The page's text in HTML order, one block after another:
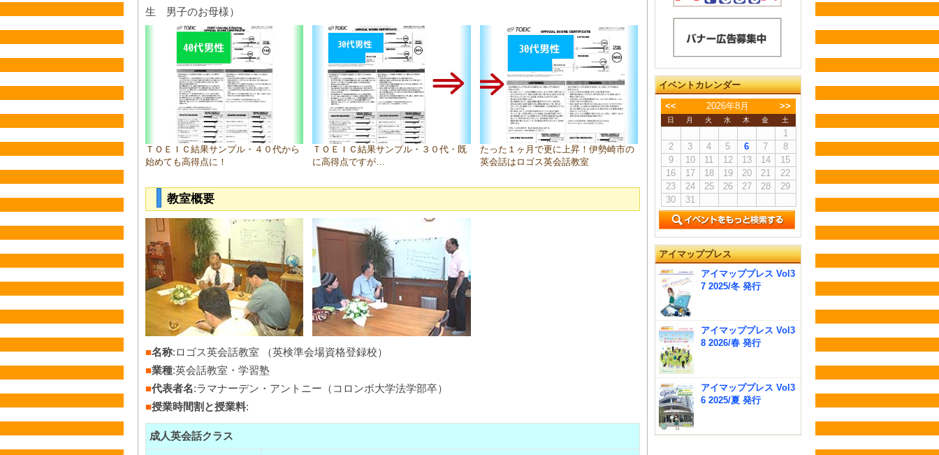
生 男子のお母様）
ＴＯＥＩＣ結果サンプル・４０代から
始めても高得点に！
ＴＯＥＩＣ結果サンプル・３０代・既
に高得点ですが…
たった１ヶ月で更に上昇！伊勢崎市の
英会話はロゴス英会話教室
教室概要
■名称:ロゴス英会話教室 （英検準会場資格登録校）
■業種:英会話教室・学習塾
■代表者名:ラマナーデン・アントニー（コロンボ大学法学部卒）
■授業時間割と授業料:
成人英会話クラス
イベントカレンダー
<<
2026年8月 >>
日 月 火 水 木 金 土
1
2
3 4 5 6 7
8
9
10 11 12 13 14
15
16
17 18 19 20 21
22
23
24 25 26 27 28
29
30
31
アイマッププレス
アイマッププレス Vol3
7 2025/冬 発行
アイマッププレス Vol3
8 2026/春 発行
アイマッププレス Vol3
6 2025/夏 発行